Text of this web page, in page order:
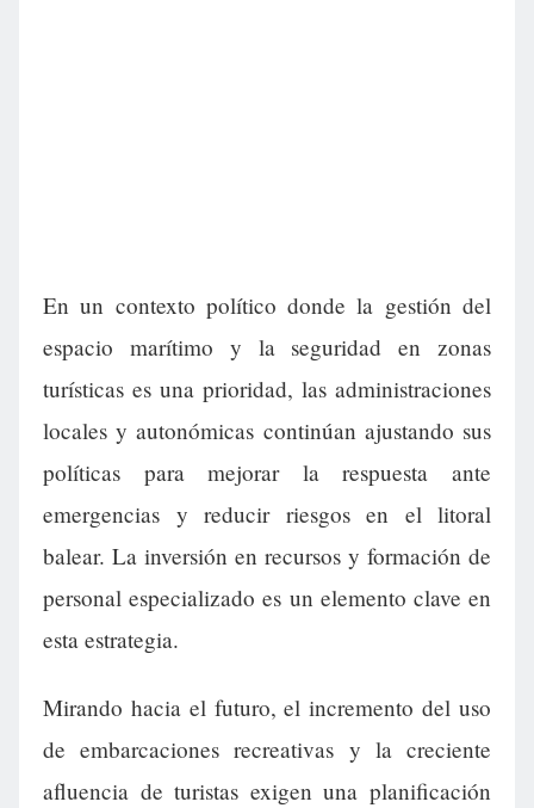
En un contexto político donde la gestión del
espacio marítimo y la seguridad en zonas
turísticas es una prioridad, las administraciones
locales y autonómicas continúan ajustando sus
políticas para mejorar la respuesta ante
emergencias y reducir riesgos en el litoral
balear. La inversión en recursos y formación de
personal especializado es un elemento clave en
esta estrategia.
Mirando hacia el futuro, el incremento del uso
de embarcaciones recreativas y la creciente
afluencia de turistas exigen una planificación